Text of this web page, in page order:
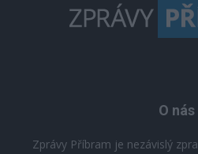
O nás
Zprávy Příbram je nezávislý